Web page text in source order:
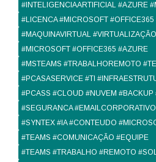
#INTELIGENCIAARTIFICIAL #AZURE
#LICENCA #MICROSOFT
#MAQUINAVIRTUAL
#MICROSOFT #OFFICE365 #AZURE
#MSTEAMS #TRABALHOREMOTO
#PCASASERVICE #TI
#PCASS #CLOUD #NUVEM #BACKUP
#SEGURANCA
#SYNTEX #IA #CONTEUDO
#TEAMS #COMUNICAÇÃO #EQUIPE
#TEAMS #TRABALHO #REMOTO